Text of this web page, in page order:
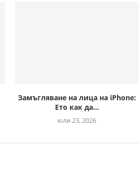
Замъгляване на лица на iPhone:
Ето как да...
юли 23, 2026